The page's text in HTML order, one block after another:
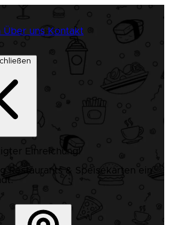
Über uns Kontakt
Einreichung!
Restaurants & Speisekarten ein